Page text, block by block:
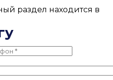
раздел находится в